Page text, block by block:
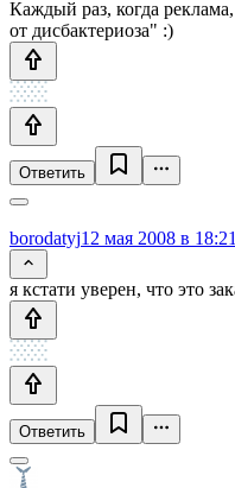
Каждый раз, когда
от дисбактериоза" :)
Ответить
borodatyj12 мая 2008 в 18:21
я кстати уверен, что это
Ответить